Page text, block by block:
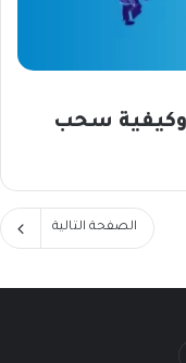
وكيفية سحب
الصفحة التالية